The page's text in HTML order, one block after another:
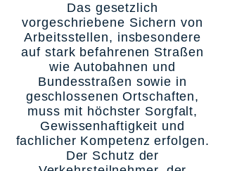
Das gesetzlich
vorgeschriebene Sichern von
Arbeitsstellen, insbesondere
auf stark befahrenen Straßen
wie Autobahnen und
Bundesstraßen sowie in
geschlossenen Ortschaften,
muss mit höchster Sorgfalt,
Gewissenhaftigkeit und
fachlicher Kompetenz erfolgen.
Der Schutz der